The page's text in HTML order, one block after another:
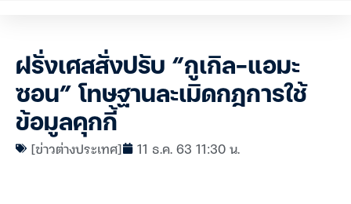
ฝรั่งเศสสั่งปรับ “กูเกิล-แอมะ
ซอน” โทษฐานละเมิดกฎการใช้
ข้อมูลคุกกี้
[ข่าวต่างประเทศ] 11 ธ.ค. 63 11:30 น.